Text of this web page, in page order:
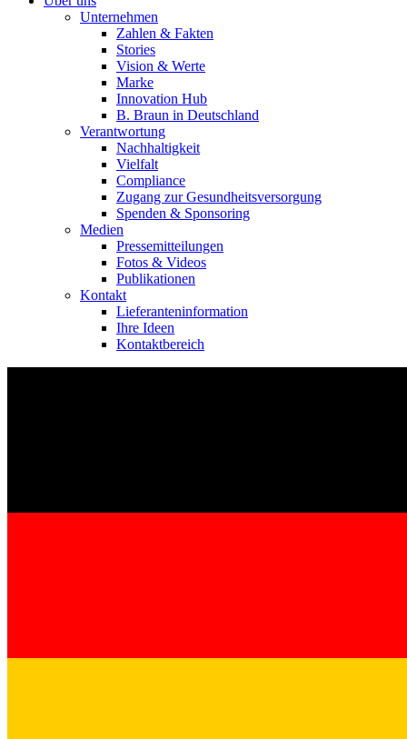
Unternehmen
Zahlen & Fakten
Stories
Vision & Werte
Marke
Innovation Hub
B. Braun in Deutschland
Verantwortung
Nachhaltigkeit
Vielfalt
Compliance
Zugang zur Gesundheitsversorgung
Spenden & Sponsoring
Medien
Pressemitteilungen
Fotos & Videos
Publikationen
Kontakt
Lieferanteninformation
Ihre Ideen
Kontaktbereich